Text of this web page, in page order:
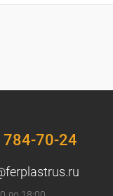
70-24